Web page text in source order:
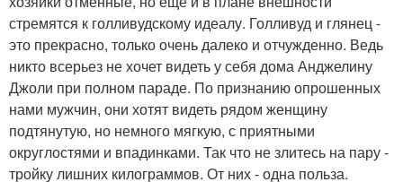
стремятся к голливудскому идеалу. Голливуд и глянец -
это прекрасно, только очень далеко и отчужденно. Ведь
никто всерьез не хочет видеть у себя дома Анджелину
Джоли при полном параде. По признанию опрошенных
нами мужчин, они хотят видеть рядом женщину
подтянутую, но немного мягкую, с приятными
округлостями и впадинками. Так что не злитесь на пару -
тройку лишних килограммов. От них - одна польза.